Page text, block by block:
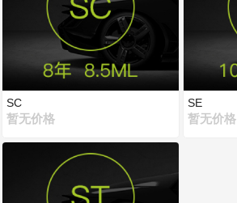
SC
暂无价格
SE
暂无价格